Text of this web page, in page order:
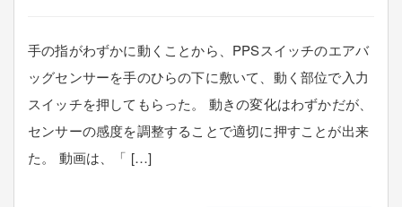
手の指がわずかに動くことから、PPSスイッチのエアバ
ッグセンサーを手のひらの下に敷いて、動く部位で入力
スイッチを押してもらった。 動きの変化はわずかだが、
センサーの感度を調整することで適切に押すことが出来
た。 動画は、「 […]